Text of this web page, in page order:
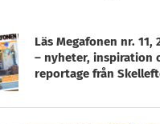
Läs Megafonen nr. 11,
– nyheter, inspiration
reportage från